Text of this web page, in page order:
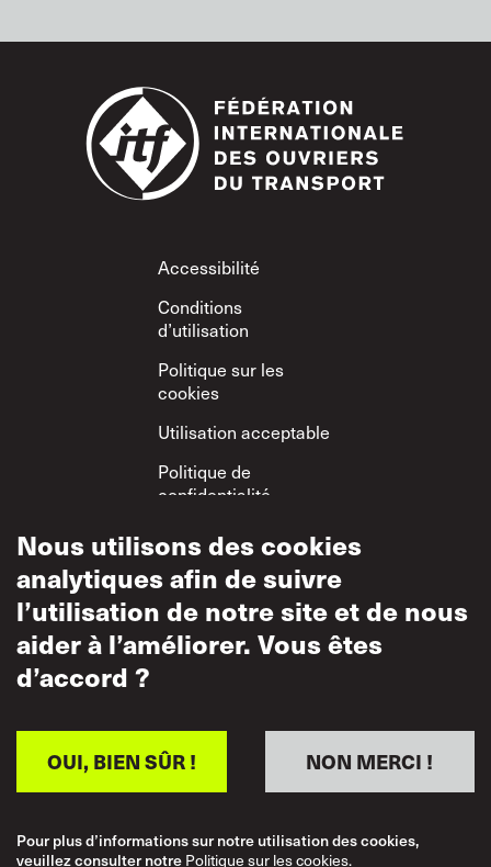
Footer
Accessibilité
Conditions
d’utilisation
Politique sur les
cookies
Utilisation acceptable
Politique de
confidentialité
Politique sur le
respect mutuel
Nous utilisons des cookies
analytiques afin de suivre
l’utilisation de notre site et de nous
aider à l’améliorer. Vous êtes
d’accord ?
NON MERCI !
OUI, BIEN SÛR !
Pour plus d’informations sur notre utilisation des cookies,
veuillez consulter notre Politique sur les cookies.